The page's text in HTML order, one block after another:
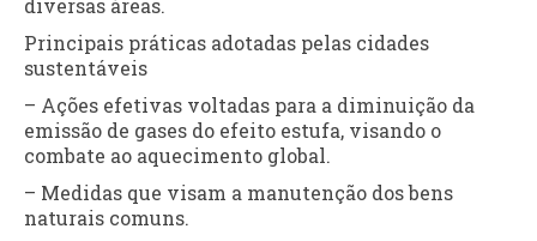
diversas áreas.
Principais práticas adotadas pelas cidades
sustentáveis
– Ações efetivas voltadas para a diminuição da
emissão de gases do efeito estufa, visando o
combate ao aquecimento global.
– Medidas que visam a manutenção dos bens
naturais comuns.